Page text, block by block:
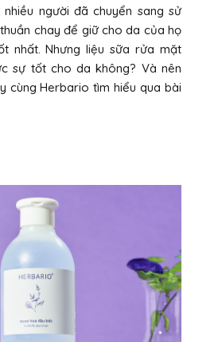
người đã chuyển sang sử
chay để giữ cho da của họ
nhất. Nhưng liệu sữa rửa mặt
sự tốt cho da không? Và nên
cùng Herbario tìm hiểu qua bài